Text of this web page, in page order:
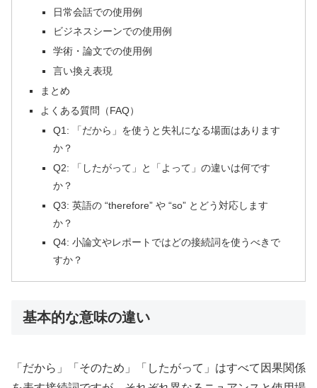
日常会話での使用例
ビジネスシーンでの使用例
学術・論文での使用例
言い換え表現
まとめ
よくある質問（FAQ）
Q1: 「だから」を使うと失礼になる場面はあります
か？
Q2: 「したがって」と「よって」の違いは何です
か？
Q3: 英語の “therefore” や “so” とどう対応します
か？
Q4: 小論文やレポートではどの接続詞を使うべきで
すか？
基本的な意味の違い
「だから」「そのため」「したがって」はすべて因果関係